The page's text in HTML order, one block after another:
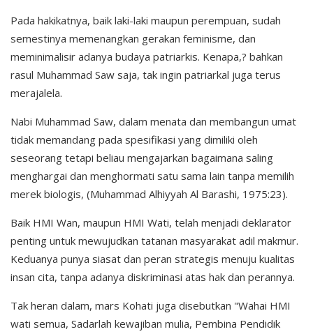
Pada hakikatnya, baik laki-laki maupun perempuan, sudah
semestinya memenangkan gerakan feminisme, dan
meminimalisir adanya budaya patriarkis. Kenapa,? bahkan
rasul Muhammad Saw saja, tak ingin patriarkal juga terus
merajalela.
Nabi Muhammad Saw, dalam menata dan membangun umat
tidak memandang pada spesifikasi yang dimiliki oleh
seseorang tetapi beliau mengajarkan bagaimana saling
menghargai dan menghormati satu sama lain tanpa memilih
merek biologis, (Muhammad Alhiyyah Al Barashi, 1975:23).
Baik HMI Wan, maupun HMI Wati, telah menjadi deklarator
penting untuk mewujudkan tatanan masyarakat adil makmur.
Keduanya punya siasat dan peran strategis menuju kualitas
insan cita, tanpa adanya diskriminasi atas hak dan perannya.
Tak heran dalam, mars Kohati juga disebutkan "Wahai HMI
wati semua, Sadarlah kewajiban mulia, Pembina Pendidik